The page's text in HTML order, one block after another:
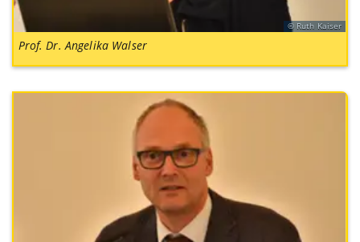
Ruth Kaiser
Prof. Dr. Angelika Walser